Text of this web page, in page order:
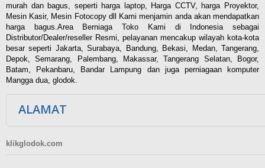
murah dan bagus, seperti harga laptop, Harga CCTV, harga Proyektor,
Mesin Kasir, Mesin Fotocopy dll Kami menjamin anda akan mendapatkan
harga bagus.Area Berniaga Toko Kami di Indonesia sebagai
Distributor/Dealer/reseller Resmi, pelayanan mencakup wilayah kota-kota
besar seperti Jakarta, Surabaya, Bandung, Bekasi, Medan, Tangerang,
Depok, Semarang, Palembang, Makassar, Tangerang Selatan, Bogor,
Batam, Pekanbaru, Bandar Lampung dan juga perniagaan komputer
Mangga dua, glodok.
ALAMAT
klikglodok.com